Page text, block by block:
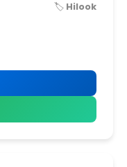
🏷️ Hilook